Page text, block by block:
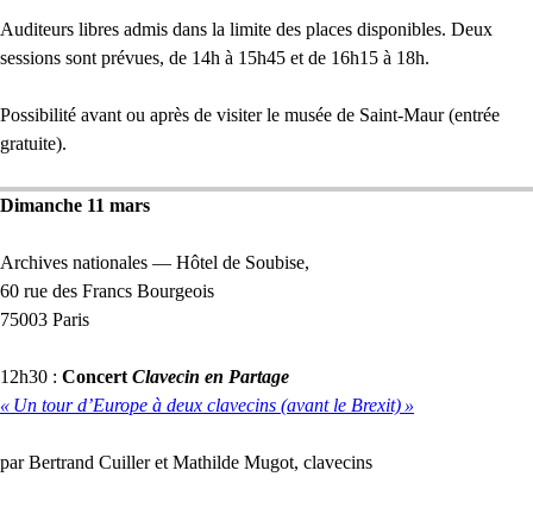
Auditeurs libres admis dans la limite des places disponibles. Deux
sessions sont prévues, de 14h à 15h45 et de 16h15 à 18h.
Possibilité avant ou après de visiter le musée de Saint-Maur (entrée
gratuite).
Dimanche 11 mars
Archives nationales — Hôtel de Soubise,
60 rue des Francs Bourgeois
75003 Paris
12h30 : Concert Clavecin en Partage
« Un tour d’Europe à deux clavecins (avant le Brexit) »
par Bertrand Cuiller et Mathilde Mugot, clavecins